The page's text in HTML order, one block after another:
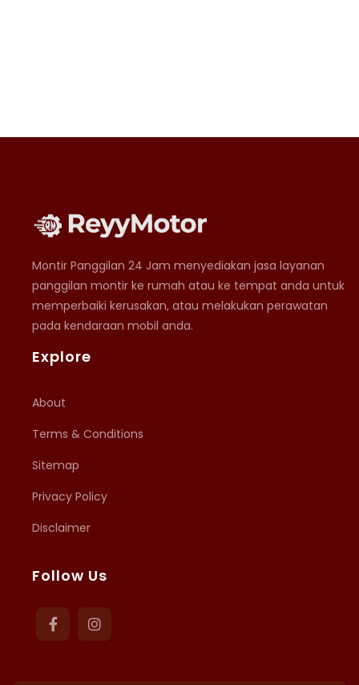
Montir Panggilan 24 Jam menyediakan jasa layanan
panggilan montir ke rumah atau ke tempat anda untuk
memperbaiki kerusakan, atau melakukan perawatan
pada kendaraan mobil anda.
Explore
About
Terms & Conditions
Sitemap
Privacy Policy
Disclaimer
Follow Us